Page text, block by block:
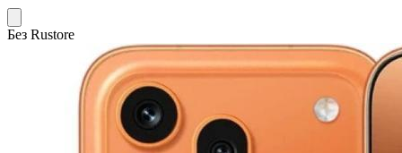
Без Rustore